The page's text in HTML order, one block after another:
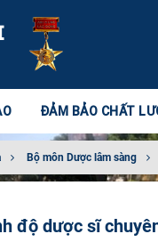
ĐẢM BẢO CHẤT
Bộ môn Dược lâm sàng
độ dược sĩ